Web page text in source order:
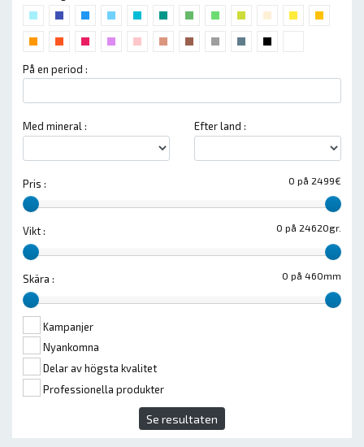
På en period :
Med mineral : Efter land :
0 på 2499€
Pris :
0 på 24620gr.
Vikt :
0 på 460mm
Skära :
Kampanjer
Nyankomna
Delar av högsta kvalitet
Professionella produkter
Se resultaten